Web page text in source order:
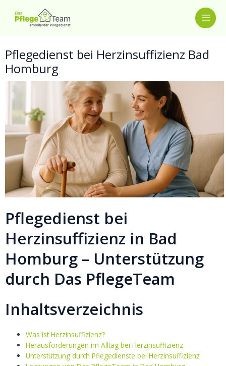
Inhalt
Pflegedienst bei Herzinsuffizienz Bad
Homburg
Pflegedienst bei
Herzinsuffizienz in Bad
Homburg – Unterstützung
durch Das PflegeTeam
Inhaltsverzeichnis
Was ist Herzinsuffizienz?
Herausforderungen im Alltag bei Herzinsuffizienz
Unterstützung durch Pflegedienste bei Herzinsuffizienz